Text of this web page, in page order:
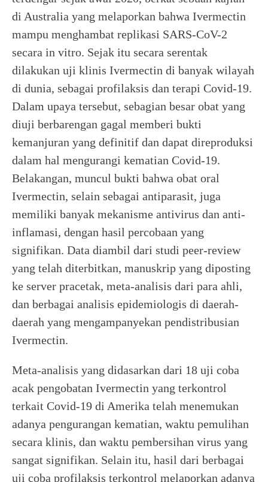
di Australia yang melaporkan bahwa Ivermectin
mampu menghambat replikasi SARS-CoV-2
secara in vitro. Sejak itu secara serentak
dilakukan uji klinis Ivermectin di banyak wilayah
di dunia, sebagai profilaksis dan terapi Covid-19.
Dalam upaya tersebut, sebagian besar obat yang
diuji berbarengan gagal memberi bukti
kemanjuran yang definitif dan dapat direproduksi
dalam hal mengurangi kematian Covid-19.
Belakangan, muncul bukti bahwa obat oral
Ivermectin, selain sebagai antiparasit, juga
memiliki banyak mekanisme antivirus dan anti-
inflamasi, dengan hasil percobaan yang
signifikan. Data diambil dari studi peer-review
yang telah diterbitkan, manuskrip yang diposting
ke server pracetak, meta-analisis dari para ahli,
dan berbagai analisis epidemiologis di daerah-
daerah yang mengampanyekan pendistribusian
Ivermectin.
Meta-analisis yang didasarkan dari 18 uji coba
acak pengobatan Ivermectin yang terkontrol
terkait Covid-19 di Amerika telah menemukan
adanya pengurangan kematian, waktu pemulihan
secara klinis, dan waktu pembersihan virus yang
sangat signifikan. Selain itu, hasil dari berbagai
uji coba profilaksis terkontrol melaporkan adanya